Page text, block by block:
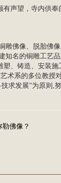
声望，寺内供奉
雕佛像、脱胎佛
知名的铜雕工艺
塑、铸造、安装
术系的多位教授
求发展”为原则,
佛像？